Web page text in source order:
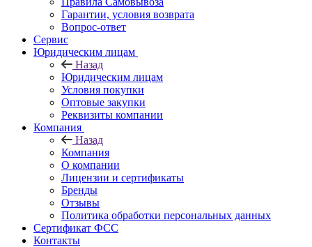
Гарантии, условия возврата
Вопрос-ответ
Сервис
Юридическим лицам
Назад
Юридическим лицам
Условия покупки
Оптовые закупки
Реквизиты компании
Компания
Назад
Компания
О компании
Лицензии и сертификаты
Бренды
Отзывы
Политика обработки персональных данных
Сертификат ФСС
Контакты